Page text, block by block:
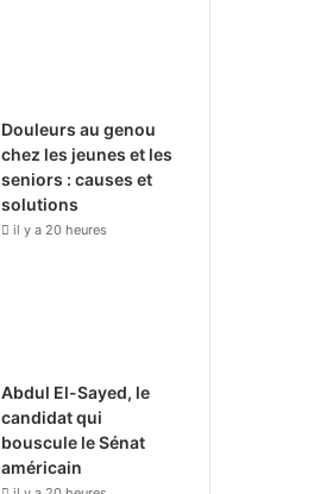
e
r
a
Douleurs au genou
chez les jeunes et les
seniors : causes et
solutions
il y a 20 heures
Abdul El-Sayed, le
candidat qui
bouscule le Sénat
américain